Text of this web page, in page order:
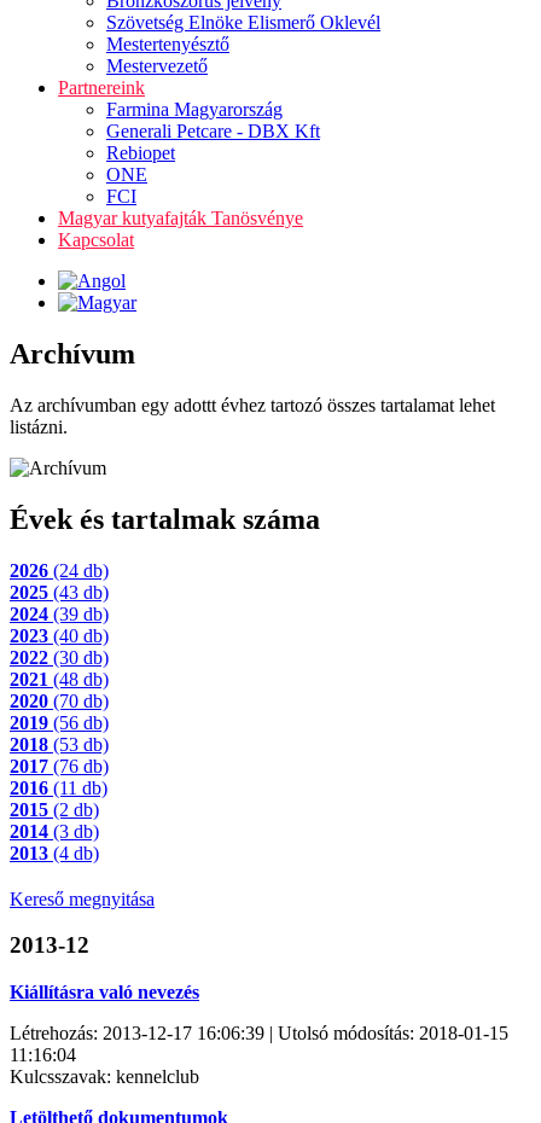
Szövetség Elnöke Elismerő Oklevél
Mestertenyésztő
Mestervezető
Partnereink
Farmina Magyarország
Generali Petcare - DBX Kft
Rebiopet
ONE
FCI
Magyar kutyafajták Tanösvénye
Kapcsolat
Archívum
Az archívumban egy adottt évhez tartozó összes tartalamat lehet
listázni.
Évek és tartalmak száma
2026 (24 db)
2025 (43 db)
2024 (39 db)
2023 (40 db)
2022 (30 db)
2021 (48 db)
2020 (70 db)
2019 (56 db)
2018 (53 db)
2017 (76 db)
2016 (11 db)
2015 (2 db)
2014 (3 db)
2013 (4 db)
Kereső megnyitása
2013-12
Kiállításra való nevezés
Létrehozás: 2013-12-17 16:06:39 | Utolsó módosítás: 2018-01-15
11:16:04
Kulcsszavak: kennelclub
Letölthető dokumentumok